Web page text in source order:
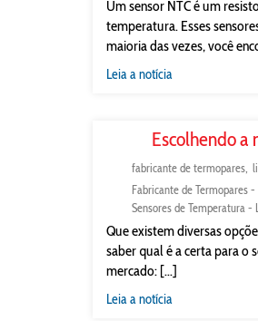
Um sensor NTC é um
temperatura. Esses
maioria das vezes, você
Leia a notícia
Escolhendo a
fabricante de termopares
Fabricante de Termopares -
Sensores de Temperatura -
Que existem diversas
saber qual é a certa para o
mercado: [...]
Leia a notícia